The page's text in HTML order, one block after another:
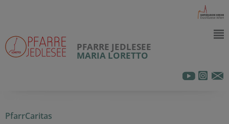
PFARRE JEDLESEE
MARIA LORETTO
PfarrCaritas